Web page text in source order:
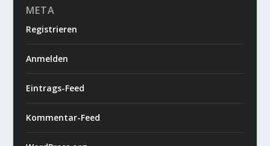
META
Registrieren
Anmelden
Eintrags-Feed
Kommentar-Feed